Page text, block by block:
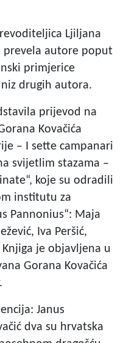
Ljiljana
prevela autore poput
primjerice
drugih autora.
prijevod na
Kovačića
– I sette campanari
svijetlim stazama –
koje su odradili
institutu za
Pannonius“: Maja
Iva Peršić,
je objavljena u
Gorana Kovačića
Janus
dva su hrvatska